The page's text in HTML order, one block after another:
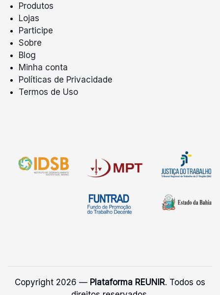
Produtos
Lojas
Participe
Sobre
Blog
Minha conta
Políticas de Privacidade
Termos de Uso
Copyright 2026 — Plataforma REUNIR. Todos os